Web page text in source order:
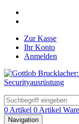
Zur Kasse
Ihr Konto
Anmelden
0 Artikel 0 Artikel
Navigation